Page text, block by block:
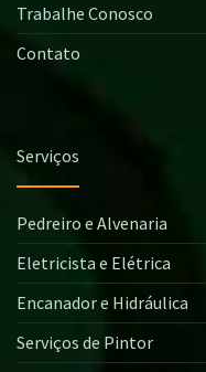
Trabalhe Conosco
Contato
Serviços
Pedreiro e Alvenaria
Eletricista e Elétrica
Encanador e Hidráulica
Serviços de Pintor